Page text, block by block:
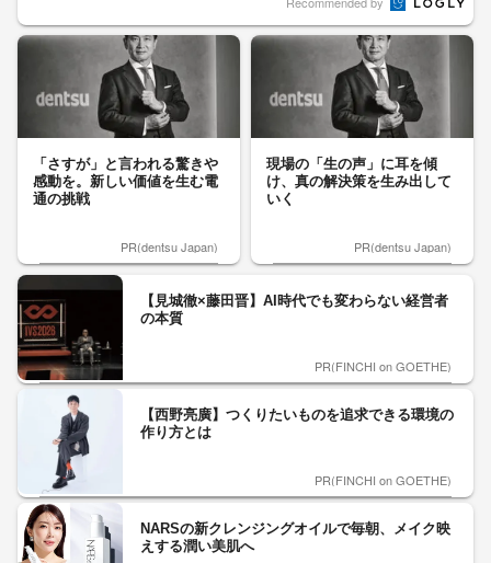
「さすが」と言われる驚きや
感動を。新しい価値を生む電
通の挑戦
PR(dentsu Japan)
現場の「生の声」に耳を傾
け、真の解決策を生み出して
いく
PR(dentsu Japan)
【見城徹×藤田晋】AI時代でも変わらない経営者
の本質
PR(FINCHI on GOETHE)
【西野亮廣】つくりたいものを追求できる環境の
作り方とは
PR(FINCHI on GOETHE)
NARSの新クレンジングオイルで毎朝、メイク映
えする潤い美肌へ